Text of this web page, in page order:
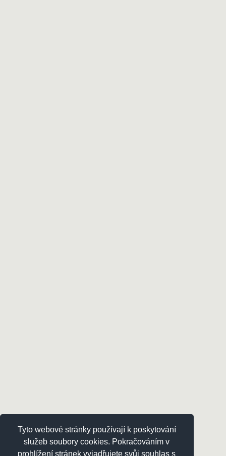
Tyto webové stránky používají k poskytování
služeb soubory cookies. Pokračováním v
prohlížení stránek vyjadřujete svůj souhlas s